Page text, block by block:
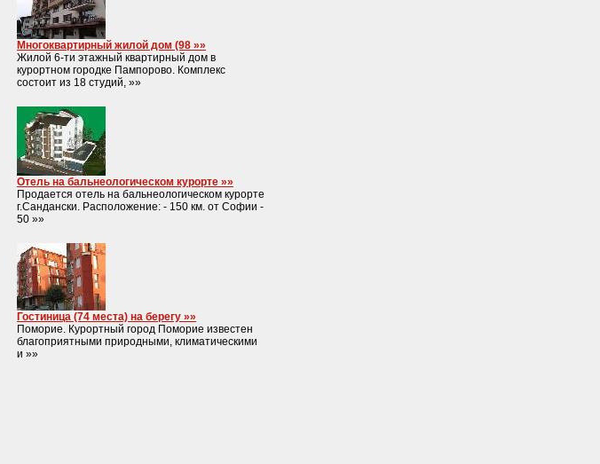
Многоквартирный жилой дом (98 »»
Жилой 6-ти этажный квартирный дом в
курортном городке Пампорово. Комплекс
состоит из 18 студий, »»
Отель на бальнеологическом курорте »»
Продается отель на бальнеологическом курорте
г.Сандански. Расположение: - 150 км. от Софии -
50 »»
Гостиница (74 места) на берегу »»
Поморие. Курортный город Поморие известен
благоприятными природными, климатическими
и »»